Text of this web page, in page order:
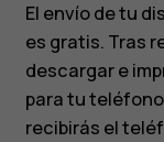
El envío de tu
es gratis. Tras
descargar e
para tu
recibirás el